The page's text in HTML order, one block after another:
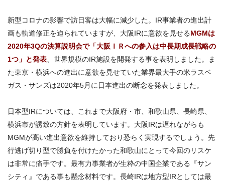
新型コロナの影響で訪日客は大幅に減少した。 IR事業者の進出計
画も軌道修正を迫られていますが、大阪IRに意欲を見せるMGMは
2020年3Qの決算説明会で「大阪ＩＲへの参入は中長期成長戦略の
1つ」と発表 、世界規模のIR施設を開発する事を表明しました。ま
た東京・横浜への進出に意欲を見せていた業界最大手の米ラスベ
ガス・サンズは2020年5月に日本進出の断念を発表しました。
日本型IRについては、これまで大阪府・市、和歌山県、長崎県、
横浜市が誘致の方針を表明しています。大阪IRは遅れながらも
MGMが高い進出意欲を維持しており恐らく実現するでしょう。先
行逃げ切り型で勝負を付けたかった和歌山にとって今回のリスケ
は非常に痛手です。最有力事業者が生粋の中国企業である『サン
シティ』である事も懸念材料です。長崎IRは地方型IRとしては最